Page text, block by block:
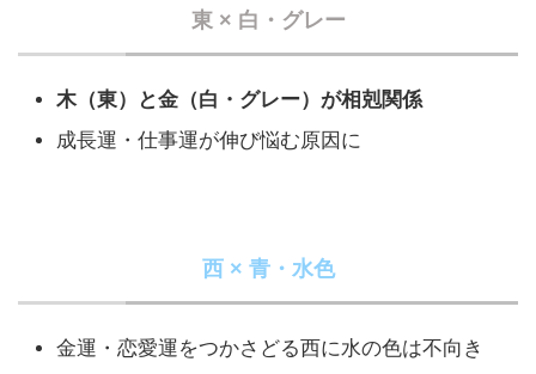
東 × 白・グレー
木（東）と金（白・グレー）が相剋関係
成長運・仕事運が伸び悩む原因に
西 × 青・水色
金運・恋愛運をつかさどる西に水の色は不向き